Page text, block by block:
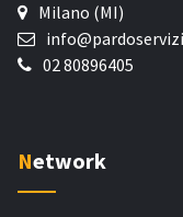
Milano (MI)
02 80896405
Network